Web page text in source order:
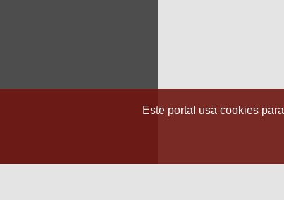
Este portal usa cookies